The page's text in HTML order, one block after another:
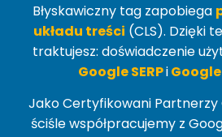
Błyskawiczny tag zapobiega
układu treści (CLS). Dzięki
traktujesz: doświadczenie
Google SERPi
Jako Certyfikowani Partnerzy
ściśle współpracujemy z